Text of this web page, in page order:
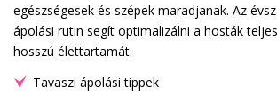
egészségesek és szépek maradjanak. Az
ápolási rutin segít optimalizálni a hosták
hosszú élettartamát.
Tavaszi ápolási tippek